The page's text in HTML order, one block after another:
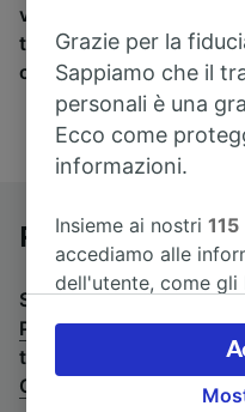
viaggio in treno e in
trovare i biglietti per
compagnie ferroviarie e
Pullman da
Stai cercando un
Pescara Centrale a
treno, consulta la
Centrale
Grazie per la
Sappiamo che il
personali è una
Ecco come
informazioni.
Insieme ai nostri115
accediamo alle
dell'utente, come
accettare o gestire
clic di seguito, tra
opporsi sulla base